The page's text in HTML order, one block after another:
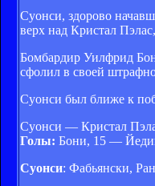
Суонси, здорово
верх над Кристал
Бомбардир Уилфрид
сфолил в своей
Суонси был ближе к
Суонси — Кристал
Голы: Бони, 15 —
Суонси: Фабьянски,